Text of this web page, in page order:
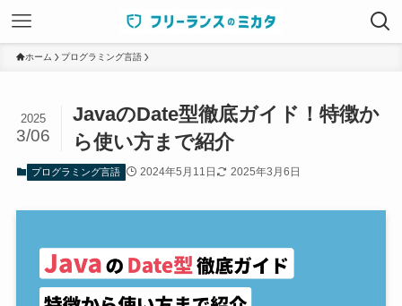
ホーム プログラミング言語
JavaのDate型徹底ガイド！特徴か
ら使い方まで紹介
2025
3/06
プログラミング言語 2024年5月11日 2025年3月6日